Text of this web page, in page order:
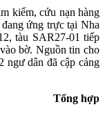
kiếm, cứu nạn hàng
ứng trực tại Nha
tàu SAR27-01 tiếp
bờ. Nguồn tin cho
ngư dân đã cập cảng
Tổng hợp